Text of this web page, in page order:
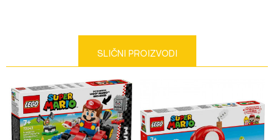
Anti-spam zaštita - izračunajte koliko je 6 - 1 :
POŠALJI
SLIČNI PROIZVODI